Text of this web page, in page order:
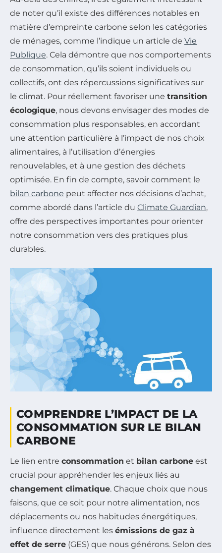
de noter qu’il existe des différences notables en
matière d’empreinte carbone selon les catégories
de ménages, comme l’indique un article de Vie
Publique. Cela démontre que nos comportements
de consommation, qu’ils soient individuels ou
collectifs, ont des répercussions significatives sur
le climat. Pour réellement favoriser une transition
écologique, nous devons envisager des modes de
consommation plus responsables, en accordant
une attention particulière à l’impact de nos choix
alimentaires, à l’utilisation d’énergies
renouvelables, et à une gestion des déchets
optimisée. En fin de compte, savoir comment le
bilan carbone peut affecter nos décisions d’achat,
comme abordé dans l’article du Climate Guardian,
offre des perspectives importantes pour orienter
notre consommation vers des pratiques plus
durables.
COMPRENDRE L’IMPACT DE LA
CONSOMMATION SUR LE BILAN
CARBONE
Le lien entre consommation et bilan carbone est
crucial pour appréhender les enjeux liés au
changement climatique. Chaque choix que nous
faisons, que ce soit pour notre alimentation, nos
déplacements ou nos habitudes énergétiques,
influence directement les émissions de gaz à
effet de serre (GES) que nous générons. Selon des